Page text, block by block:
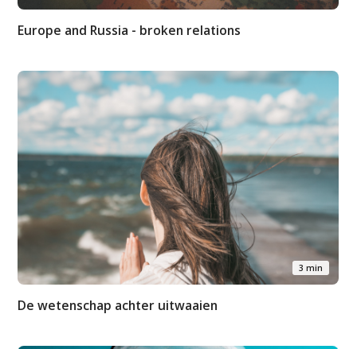
Europe and Russia - broken relations
3 min
De wetenschap achter uitwaaien